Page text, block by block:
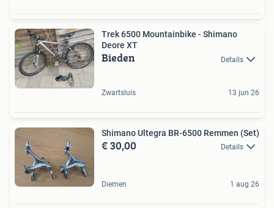
Trek 6500 Mountainbike - Shimano
Deore XT
Bieden Details
Zwartsluis 13 jun 26
Shimano Ultegra BR-6500 Remmen (Set)
€ 30,00 Details
Diemen 1 aug 26